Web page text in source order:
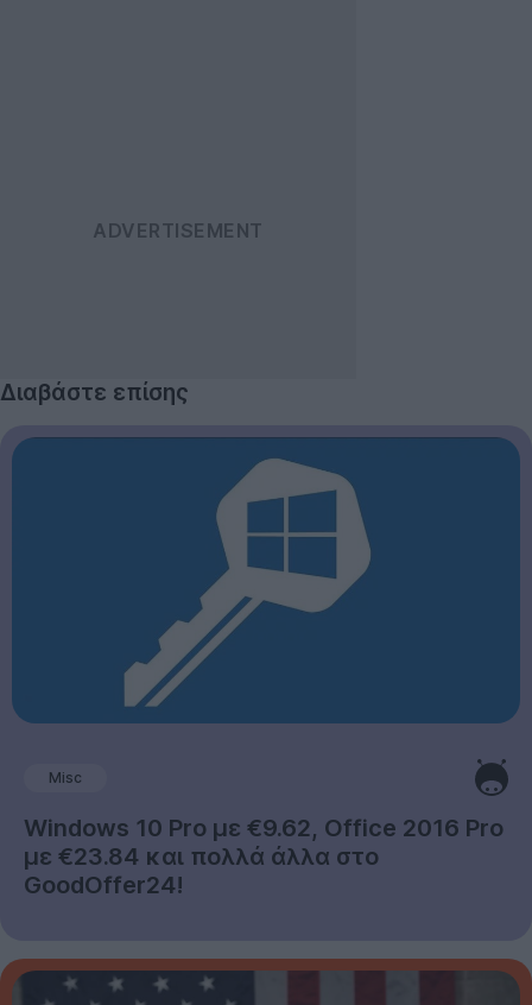
Διαβάστε επίσης
Misc
Windows 10 Pro με €9.62, Office 2016 Pro
με €23.84 και πολλά άλλα στο
GoodOffer24!